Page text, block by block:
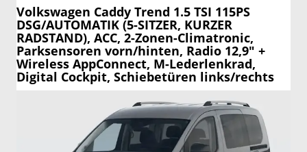
Volkswagen Caddy Trend 1.5 TSI 115PS
DSG/AUTOMATIK (5-SITZER, KURZER
RADSTAND), ACC, 2-Zonen-Climatronic,
Parksensoren vorn/hinten, Radio 12,9" +
Wireless AppConnect, M-Lederlenkrad,
Digital Cockpit, Schiebetüren links/rechts